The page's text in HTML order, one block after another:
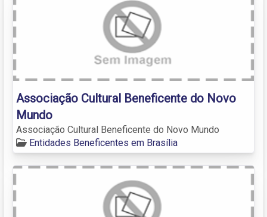
Associação Cultural Beneficente do Novo
Mundo
Associação Cultural Beneficente do Novo Mundo
Entidades Beneficentes em Brasília